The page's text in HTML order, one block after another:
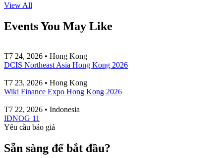
View All
Events You May Like
T7 24, 2026 • Hong Kong
DCIS Northeast Asia Hong Kong 2026
T7 23, 2026 • Hong Kong
Wiki Finance Expo Hong Kong 2026
T7 22, 2026 • Indonesia
IDNOG 11
Yêu cầu báo giá
Sẵn sàng để bắt đầu?